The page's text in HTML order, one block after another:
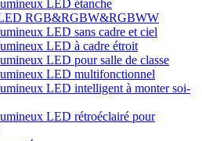
LED étanche
LED RGB&RGBW&RGBWW
LED sans cadre et ciel
LED à cadre étroit
LED pour salle de classe
LED multifonctionnel
LED intelligent à monter soi-
LED rétroéclairé pour